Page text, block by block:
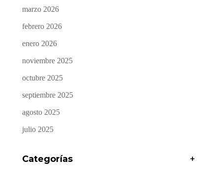
marzo 2026
febrero 2026
enero 2026
noviembre 2025
octubre 2025
septiembre 2025
agosto 2025
julio 2025
Categorías +